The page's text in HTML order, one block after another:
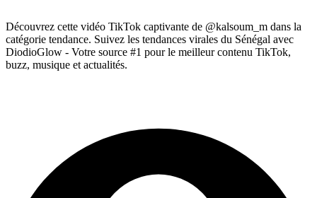
Découvrez cette vidéo TikTok captivante de @kalsoum_m dans la
catégorie tendance. Suivez les tendances virales du Sénégal avec
DiodioGlow - Votre source #1 pour le meilleur contenu TikTok,
buzz, musique et actualités.